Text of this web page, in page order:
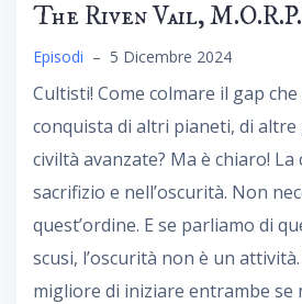
The Riven Vail,
Episodi – 5 Dicembre 2024
Cultisti! Come colmare il gap
conquista di altri pianeti, di altre
civiltà avanzate? Ma è chiaro! La
sacrifizio e nell’oscurità. Non
quest’ordine. E se parliamo di
scusi, l’oscurità non è un
migliore di iniziare entrambe se